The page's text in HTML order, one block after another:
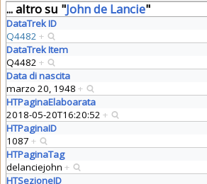
... altro su "John de Lancie"
DataTrek ID
Q4482 +
DataTrek Item
Q4482 +
Data di nascita
marzo 20, 1948 +
HTPaginaElaboarata
2018-05-20T16:20:52 +
HTPaginaID
1087 +
HTPaginaTag
delanciejohn +
HTSezioneID